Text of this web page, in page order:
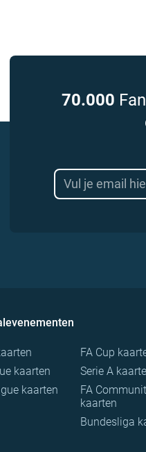
70.000
kaarten
kaarten
FA Cup
Serie A
FA
kaarten
Bundesliga